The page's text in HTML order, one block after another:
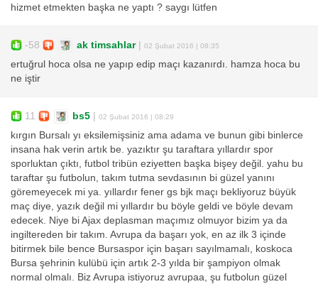
hizmet etmekten başka ne yaptı ? saygı lütfen
-58 ak timsahlar| 02 Şubat 2016 | 08:35
ertuğrul hoca olsa ne yapıp edip maçı kazanırdı. hamza hoca bu
ne iştir
11 bs5 02 Şubat 2016 | 08:29
kırgın Bursalı yı eksilemişsiniz ama adama ve bunun gibi binlerce
insana hak verin artık be. yazıktır şu taraftara yıllardır spor
sporluktan çıktı, futbol tribün eziyetten başka bişey değil. yahu bu
taraftar şu futbolun, takım tutma sevdasının bi güzel yanını
göremeyecek mi ya. yıllardır fener gs bjk maçı bekliyoruz büyük
maç diye, yazık değil mi yıllardır bu böyle geldi ve böyle devam
edecek. Niye bi Ajax deplasman maçımız olmuyor bizim ya da
ingiltereden bir takım. Avrupa da başarı yok, en az ilk 3 içinde
bitirmek bile bence Bursaspor için başarı sayılmamalı, koskoca
Bursa şehrinin kulübü için artık 2-3 yılda bir şampiyon olmak
normal olmalı. Biz Avrupa istiyoruz avrupaa, şu futbolun güzel